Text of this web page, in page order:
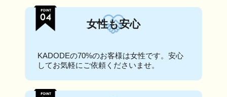
女性も安心
KADODEの70%のお客様は女性です。安心
してお気軽にご依頼くださいませ。